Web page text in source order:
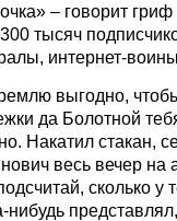
– говорит
тысяч
интернет-
выгодно,
да Болотной
Накатил стакан,
весь вечер
сколько
нибудь